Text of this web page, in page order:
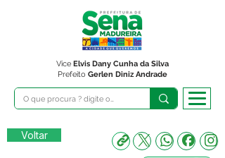
Prefeito Gerlen Diniz Andrade
Vice Elvis Dany Cunha da Silva
Voltar